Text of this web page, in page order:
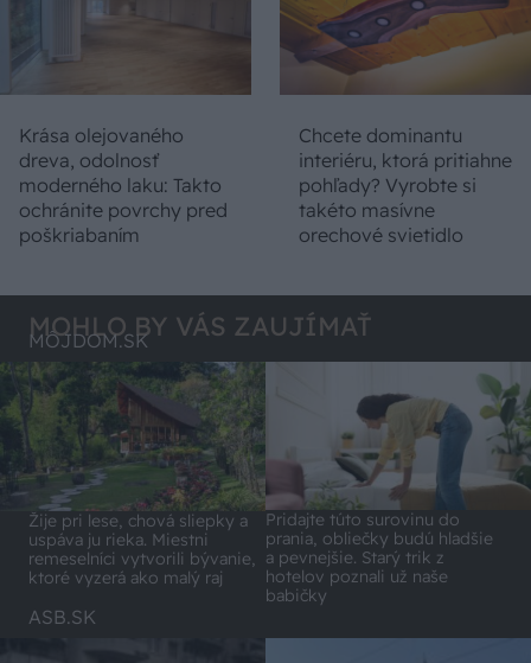
Krása olejovaného
dreva, odolnosť
moderného laku: Takto
ochránite povrchy pred
poškriabaním
Chcete dominantu
interiéru, ktorá pritiahne
pohľady? Vyrobte si
takéto masívne
orechové svietidlo
MOHLO BY VÁS ZAUJÍMAŤ
MÔJDOM.SK
Žije pri lese, chová sliepky a
uspáva ju rieka. Miestni
remeselníci vytvorili bývanie,
ktoré vyzerá ako malý raj
Pridajte túto surovinu do
prania, obliečky budú hladšie
a pevnejšie. Starý trik z
hotelov poznali už naše
babičky
ASB.SK